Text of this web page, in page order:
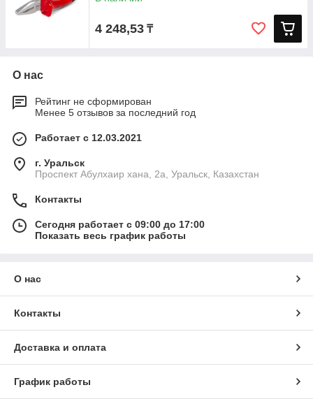
4 248,53 ₸
О нас
Рейтинг не сформирован
Менее 5 отзывов за последний год
Работает с 12.03.2021
г. Уральск
Проспект Абулхаир хана, 2а, Уральск, Казахстан
Контакты
Сегодня работает с 09:00 до 17:00
Показать весь график работы
О нас
Контакты
Доставка и оплата
График работы